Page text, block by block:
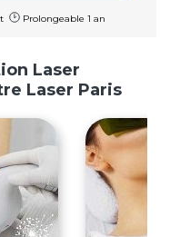
Prolongeable 1 an
Laser
Laser Paris